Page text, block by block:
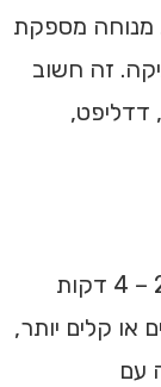
מנוחה מספקת
זה חשוב
דדליפט,
לתרגילים כבדים ומורכבים, מנוחה של 2 – 4 דקות
או קלים יותר,
עם